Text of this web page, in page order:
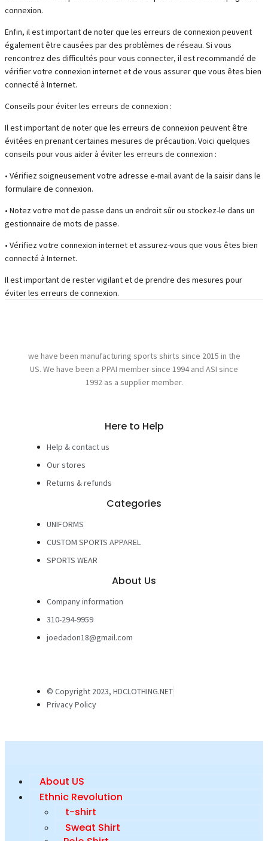
connexion.
Enfin, il est important de noter que les erreurs de connexion peuvent
également être causées par des problèmes de réseau. Si vous
rencontrez des difficultés pour vous connecter, il est recommandé de
vérifier votre connexion internet et de vous assurer que vous êtes bien
connecté à Internet.
Conseils pour éviter les erreurs de connexion :
Il est important de noter que les erreurs de connexion peuvent être
évitées en prenant certaines mesures de précaution. Voici quelques
conseils pour vous aider à éviter les erreurs de connexion :
• Vérifiez soigneusement votre adresse e-mail avant de la saisir dans le
formulaire de connexion.
• Notez votre mot de passe dans un endroit sûr ou stockez-le dans un
gestionnaire de mots de passe.
• Vérifiez votre connexion internet et assurez-vous que vous êtes bien
connecté à Internet.
Il est important de rester vigilant et de prendre des mesures pour
éviter les erreurs de connexion.
we have been manufacturing sports shirts since 2015 in the
US. We have been a PPAI member since 1994 and ASI since
1992 as a supplier member.
Here to Help
Help & contact us
Our stores
Returns & refunds
Categories
UNIFORMS
CUSTOM SPORTS APPAREL
SPORTS WEAR
About Us
Company information
310-294-9959
joedadon18@gmail.com
© Copyright 2023, HDCLOTHING.NET
Privacy Policy
About US
Ethnic Revolution
t-shirt
Sweat Shirt